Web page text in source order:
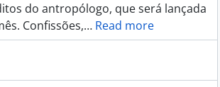
do antropólogo, que será lançada
Confissões,… Read more